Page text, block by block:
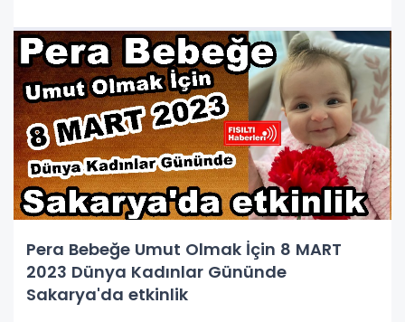
Pera Bebeğe Umut Olmak İçin 8 MART
2023 Dünya Kadınlar Gününde
Sakarya'da etkinlik